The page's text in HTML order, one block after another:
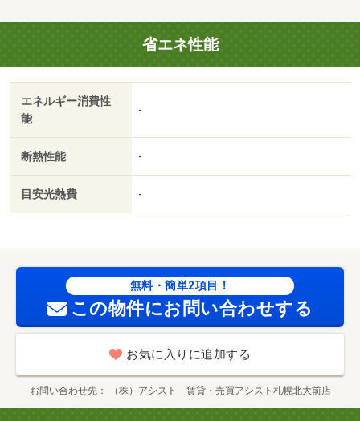
省エネ性能
エネルギー消費性
能
-
断熱性能 -
目安光熱費 -
無料・簡単2項目！
この物件にお問い合わせする
お気に入りに追加する
お問い合わせ先 （株）アシスト 賃貸・売買アシスト札幌北大前店